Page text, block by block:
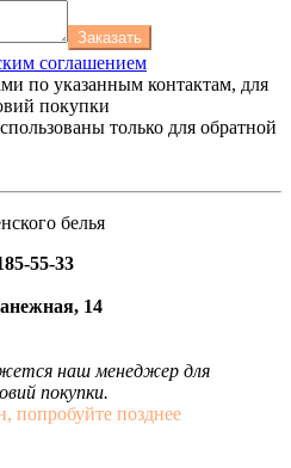
Заказать
соглашением
по указанным контактам, для
покупки
только для обратной
белья
55-33
14
наш менеджер для
покупки.
попробуйте позднее